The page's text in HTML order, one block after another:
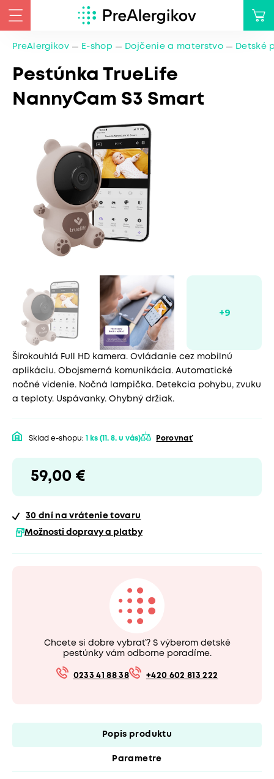
PreAlergikov E-shop Dojčenie a materstvo Detské
Pestúnka TrueLife
NannyCam S3 Smart
Širokouhlá Full HD kamera. Ovládanie cez mobilnú
aplikáciu. Obojsmerná komunikácia. Automatické
nočné videnie. Nočná lampička. Detekcia pohybu, zvuku
a teploty. Uspávanky. Ohybný držiak.
Sklad e-shopu: 1 ks (11. 8. u vás) Porovnať
59,00 €
30 dní na vrátenie tovaru
Možnosti dopravy a platby
Chcete si dobre vybrať? S výberom detské
pestúnky vám odborne poradíme.
0233 41 88 38 +420 602 813 222
Popis produktu
Parametre